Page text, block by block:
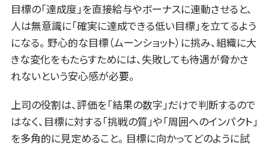
目標の「達成度」を直接給与やボーナスに連動させると、
人は無意識に「確実に達成できる低い目標」を立てるよう
になる。 野心的な目標（ムーンショット）に挑み、組織に大
きな変化をもたらすためには、失敗しても待遇が脅かさ
れないという安心感が必要。
上司の役割は、評価を「結果の数字」だけで判断するので
はなく、目標に対する「挑戦の質」や「周囲へのインパクト」
を多角的に見定めること。 目標に向かってどのように試